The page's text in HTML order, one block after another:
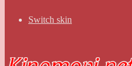
Switch skin